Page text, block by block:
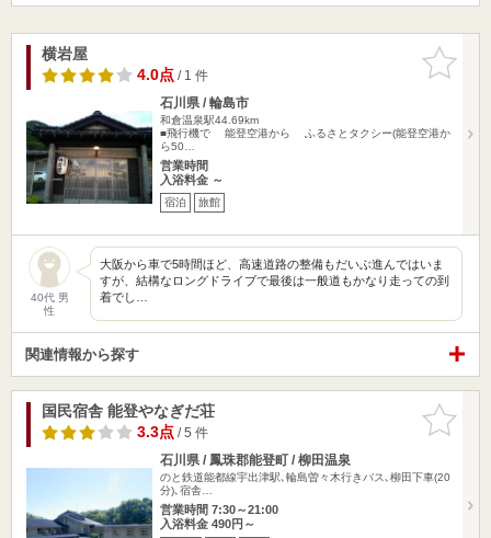
お気に入
りに追加
横岩屋
4.0点/ 1 件
石川県 / 輪島市
和倉温泉駅44.69km
■飛行機で 能登空港から ふるさとタクシー(能登空港か
ら50…
営業時間
入浴料金 ～
宿泊 旅館
40代 男
性
大阪から車で5時間ほど、高速道路の整備もだいぶ進んではいま
すが、結構なロングドライブで最後は一般道もかなり走っての到
着でし…
関連情報から探す
お気に入
りに追加
国民宿舎 能登やなぎだ荘
3.3点/ 5 件
石川県 / 鳳珠郡能登町 / 柳田温泉
のと鉄道能都線宇出津駅､輪島曽々木行きバス､柳田下車(20
分)､宿舎…
営業時間 7:30～21:00
入浴料金 490円～